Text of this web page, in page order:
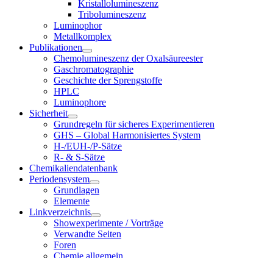
Kristallolumineszenz
Tribolumineszenz
Luminophor
Metallkomplex
Publikationen
Chemolumineszenz der Oxalsäureester
Gaschromatographie
Geschichte der Sprengstoffe
HPLC
Luminophore
Sicherheit
Grundregeln für sicheres Experimentieren
GHS – Global Harmonisiertes System
H-/EUH-/P-Sätze
R- & S-Sätze
Chemikaliendatenbank
Periodensystem
Grundlagen
Elemente
Linkverzeichnis
Showexperimente / Vorträge
Verwandte Seiten
Foren
Chemie allgemein